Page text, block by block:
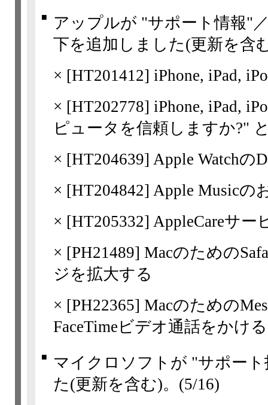
■
アップルが "サポート情報"
下を追加しました(更新を含
× [HT201412] iPhone, iPad,
× [HT202778] iPhone, iPad,
ピュータを信頼しますか?"
× [HT204639] Apple Watchの
× [HT204842] Apple Musicの
× [HT205332] AppleCareサー
× [PH21489] Macのための
ジを拡大する
× [PH22365] Macのための
FaceTimeビデオ通話をかける
■
マイクロソフトが "サポー
た(更新を含む)。 (5/16)